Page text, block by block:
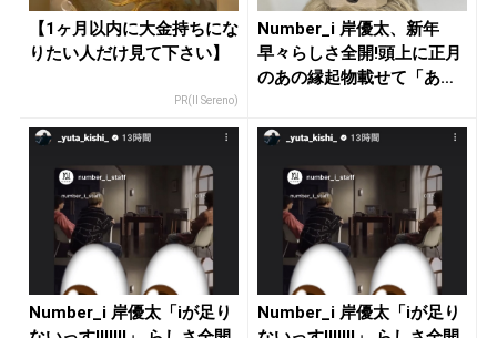
【1ヶ月以内に大金持ちにな
りたい人だけ見て下さい】
PR(Il Sereno)
Number_i 岸優太、新年
早々らしさ全開!頭上に正月
のあの縁起物載せて「あ
Number_i 岸優太「iが足り
Number_i 岸優太「iが足り